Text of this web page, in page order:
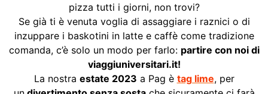
pizza tutti i giorni, non trovi?
Se già ti è venuta voglia di assaggiare i raznici o di
inzuppare i baskotini in latte e caffè come tradizione
comanda, c’è solo un modo per farlo: partire con noi di
viaggiuniversitari.it!
La nostra estate 2023 a Pag è tag lime, per